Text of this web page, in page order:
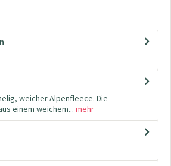
weicher Alpenfleece. Die
einem weichem... mehr